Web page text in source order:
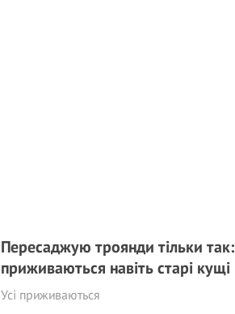
Пересаджую троянди тільки так:
приживаються навіть старі кущі
Усі приживаються